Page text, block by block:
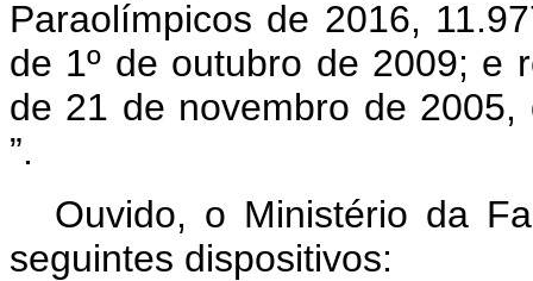
Paraolímpicos de 2016,
de 1º de outubro de 2009; e
de 21 de novembro de
”.
Ouvido, o Ministério da
seguintes dispositivos: